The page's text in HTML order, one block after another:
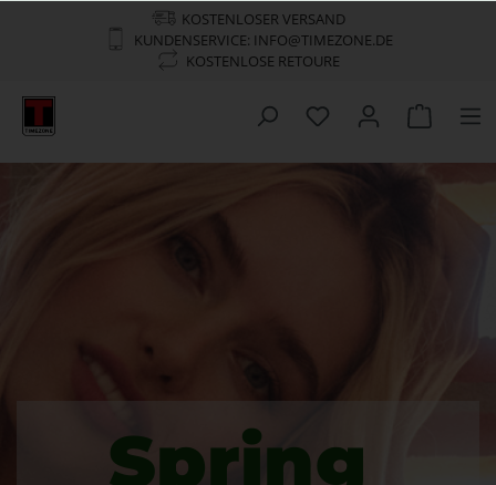
KOSTENLOSER VERSAND
KUNDENSERVICE: INFO@TIMEZONE.DE
KOSTENLOSE RETOURE
Spring